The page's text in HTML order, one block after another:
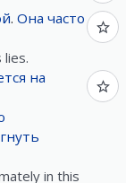
. Она часто
на
in this